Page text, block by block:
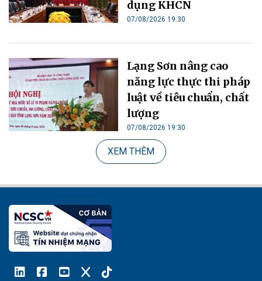
dụng KHCN
07/08/2026 19:30
Lạng Sơn nâng cao
năng lực thực thi pháp
luật về tiêu chuẩn, chất
lượng
07/08/2026 19:30
XEM THÊM